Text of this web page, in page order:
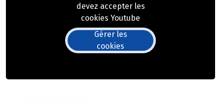
devez accepter les
cookies Youtube
Gérer les
cookies